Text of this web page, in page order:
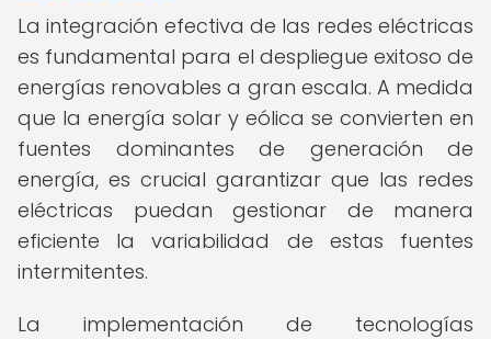
La integración efectiva de las redes eléctricas
es fundamental para el despliegue exitoso de
energías renovables a gran escala. A medida
que la energía solar y eólica se convierten en
fuentes dominantes de generación de
energía, es crucial garantizar que las redes
eléctricas puedan gestionar de manera
eficiente la variabilidad de estas fuentes
intermitentes.
La implementación de tecnologías